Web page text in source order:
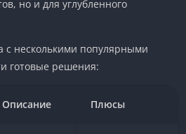
но и для углубленного
с несколькими популярными
готовые решения:
Описание Плюсы